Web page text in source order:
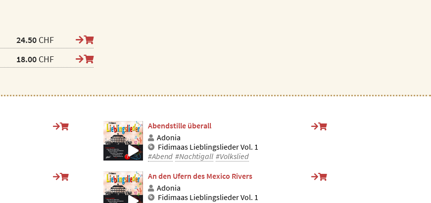
24.50CHF
18.00CHF
Abendstille überall
Adonia
Fidimaas Lieblingslieder Vol. 1
#Abend #Nachtigall #Volkslied
An den Ufern des Mexico Rivers
Adonia
Fidimaas Lieblingslieder Vol. 1